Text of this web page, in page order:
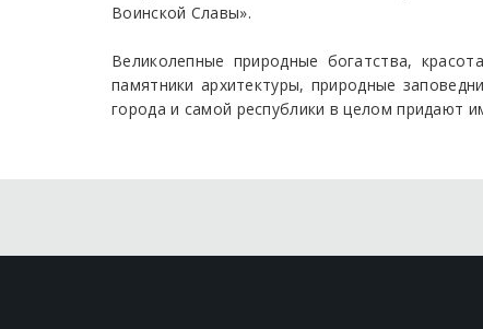
Воинской Славы».
Великолепные природные богатства,
памятники архитектуры, природные
города и самой республики в целом придают